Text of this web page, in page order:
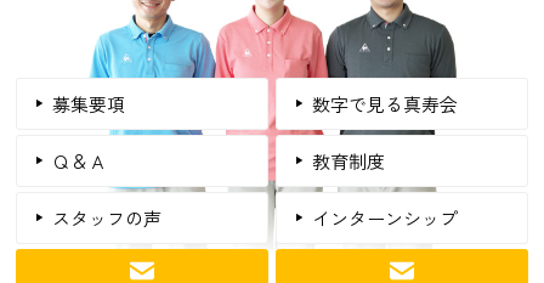
募集要項 数字で見る真寿会
Ｑ＆Ａ 教育制度
スタッフの声 インターンシップ